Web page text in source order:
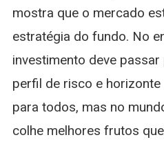
mostra que o mercado
estratégia do fundo. No
investimento deve
perfil de risco e
para todos, mas no
colhe melhores frutos